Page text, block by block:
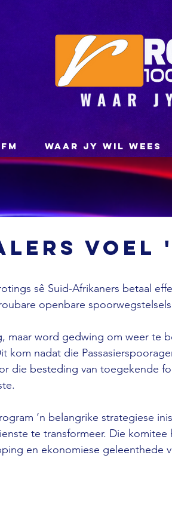
WAAR JY WIL WEES
voel
sê Suid-Afrikaners betaal
openbare
maar word gedwing om weer te
kom nadat die
die besteding van toegekende
‘n belangrike strategiese
te transformeer. Die komitee
en ekonomiese geleenthede